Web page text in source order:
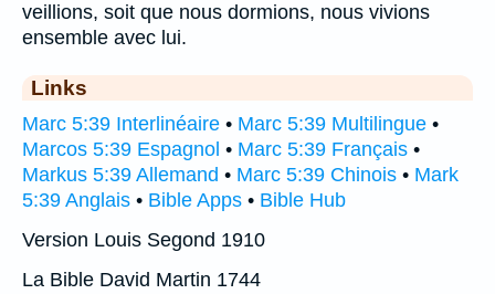
veillions, soit que nous dormions, nous vivions
ensemble avec lui.
Links
Marc 5:39 Interlinéaire • Marc 5:39 Multilingue •
Marcos 5:39 Espagnol • Marc 5:39 Français •
Markus 5:39 Allemand • Marc 5:39 Chinois • Mark
5:39 Anglais • Bible Apps • Bible Hub
Version Louis Segond 1910
La Bible David Martin 1744